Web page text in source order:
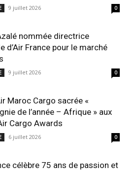
9 juillet 2026 0
nommée directrice
d’Air France pour le marché
9 juillet 2026 0
Maroc Cargo sacrée «
de l’année – Afrique » aux
Cargo Awards
6 juillet 2026 0
célèbre 75 ans de passion et